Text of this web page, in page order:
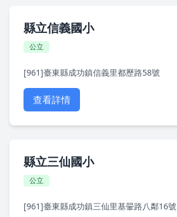
縣立信義國小
公立
[961]臺東縣成功鎮信義里都歷路58號
查看詳情
縣立三仙國小
公立
[961]臺東縣成功鎮三仙里基翬路八鄰16號